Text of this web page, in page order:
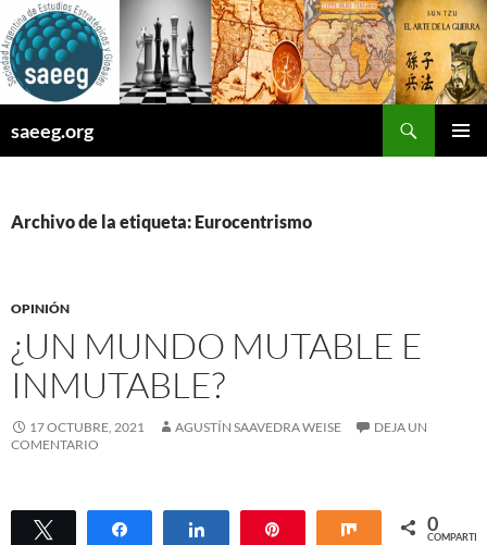
Saltar
al
contenido
saeeg.org
Archivo de la etiqueta: Eurocentrismo
OPINIÓN
¿UN MUNDO MUTABLE E
INMUTABLE?
17 OCTUBRE, 2021 AGUSTÍN SAAVEDRA WEISE
DEJA UN
COMENTARIO
Twittear Compartir Compartir Compartir
0
COMPARTIR